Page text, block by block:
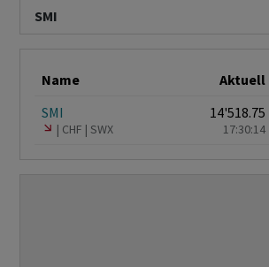
SMI
Name Aktuell
SMI
CHF SWX
14'518.75
17:30:14